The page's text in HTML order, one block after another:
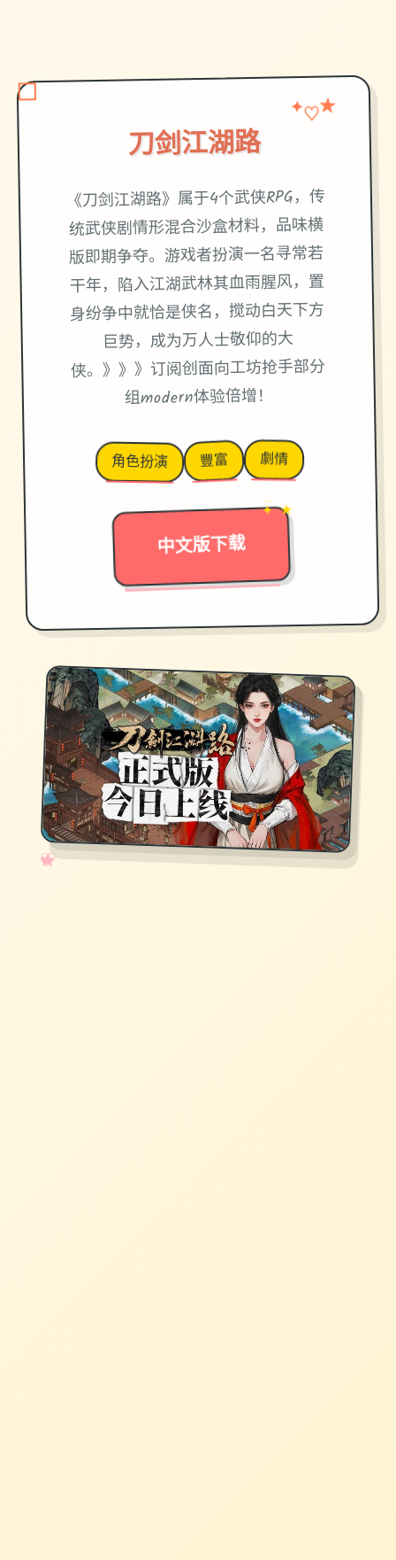
刀剑江湖路
✦♡★
《刀剑江湖路》属于4个武侠RPG，传
统武侠剧情形混合沙盒材料，品味横
版即期争夺。游戏者扮演一名寻常若
干年，陷入江湖武林其血雨腥风，置
身纷争中就恰是侠名，搅动白天下方
巨势，成为万人士敬仰的大
侠。》》》订阅创面向工坊抢手部分
组modern体验倍增！
角色扮演 豐富 劇情
中文版下载
→
✦ ★
✧
♡
★
♥